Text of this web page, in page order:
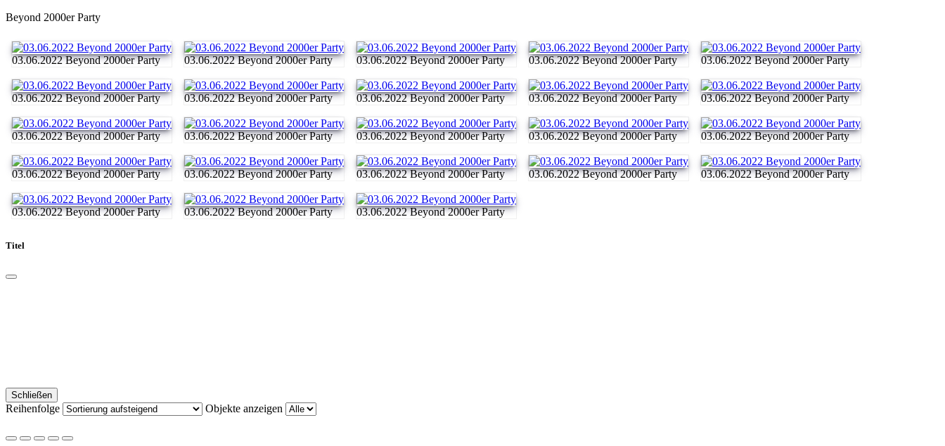
Beyond 2000er Party
03.06.2022 Beyond 2000er Party 03.06.2022 Beyond 2000er Party 03.06.2022 Beyond 2000er Party 03.06.2022 Beyond 2000er Party 03.06.2022 Beyond 2000er Party
03.06.2022 Beyond 2000er Party 03.06.2022 Beyond 2000er Party 03.06.2022 Beyond 2000er Party 03.06.2022 Beyond 2000er Party 03.06.2022 Beyond 2000er Party
03.06.2022 Beyond 2000er Party 03.06.2022 Beyond 2000er Party 03.06.2022 Beyond 2000er Party 03.06.2022 Beyond 2000er Party 03.06.2022 Beyond 2000er Party
03.06.2022 Beyond 2000er Party 03.06.2022 Beyond 2000er Party 03.06.2022 Beyond 2000er Party 03.06.2022 Beyond 2000er Party 03.06.2022 Beyond 2000er Party
03.06.2022 Beyond 2000er Party 03.06.2022 Beyond 2000er Party 03.06.2022 Beyond 2000er Party
Titel
Schließen
Reihenfolge Objekte anzeigen